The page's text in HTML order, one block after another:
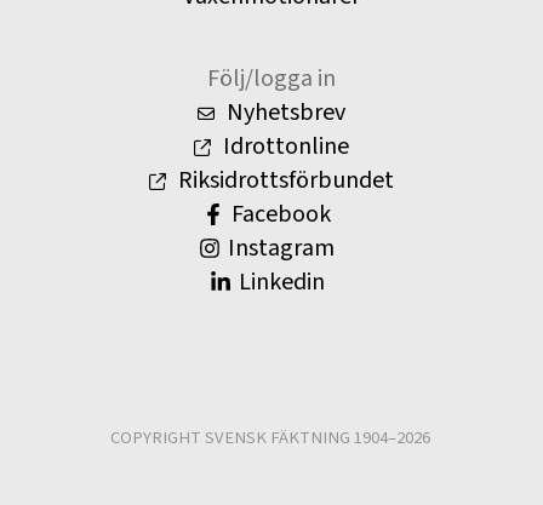
Följ/logga in
Nyhetsbrev
Idrottonline
Riksidrottsförbundet
Facebook
Instagram
Linkedin
COPYRIGHT SVENSK FÄKTNING 1904–2026